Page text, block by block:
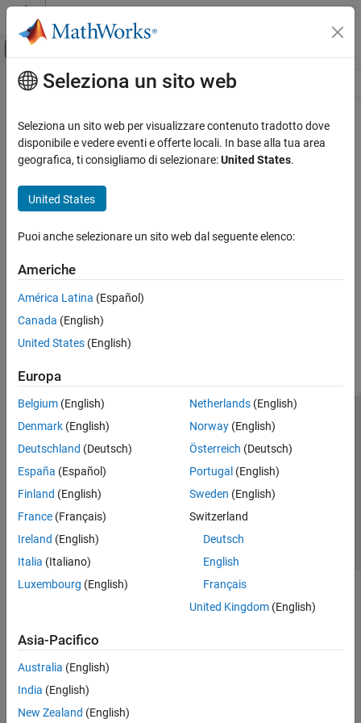
Vai al contenuto
Attiva/disattiva menu di navigazione
Risorsa
Stato
Contenuto principale
Seleziona un sito web
Seleziona un sito web per visualizzare contenuto tradotto dove
disponibile e vedere eventi e offerte locali. In base alla tua area
geografica, ti consigliamo di selezionare:United States.
United States
Puoi anche selezionare un sito web dal seguente elenco:
Americhe
América Latina (Español)
Canada (English)
United States (English)
Europa
Belgium (English)
Denmark (English)
Deutschland (Deutsch)
España (Español)
Finland (English)
France (Français)
Ireland (English)
Italia (Italiano)
Luxembourg (English)
Netherlands(English)
Norway(English)
Österreich (Deutsch)
Portugal (English)
Sweden (English)
Switzerland
Deutsch
English
Français
United Kingdom(English)
Asia-Pacifico
Australia (English)
India (English)
New Zealand (English)
Centro di fiducia
Informativa sulla privacy
Antipirateria
Stato dell'applicazione
Contatti
© 1994-2026 The MathWorks, Inc.